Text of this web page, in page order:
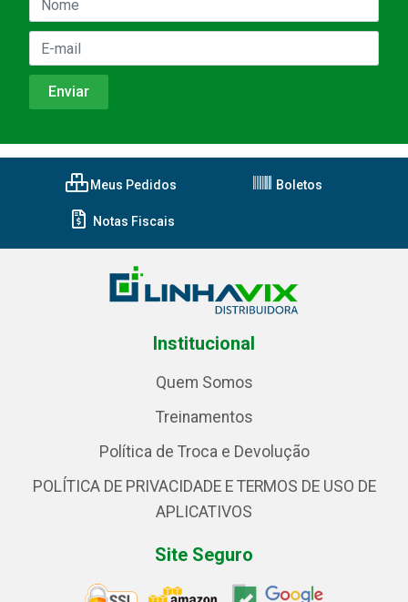
Meus Pedidos Boletos
Notas Fiscais
Institucional
Quem Somos
Treinamentos
Política de Troca e Devolução
POLÍTICA DE PRIVACIDADE E TERMOS DE USO DE
APLICATIVOS
Site Seguro